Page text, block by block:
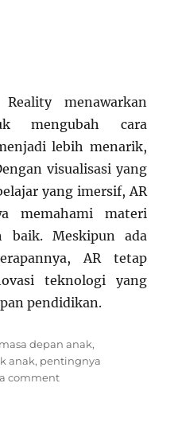
menawarkan
mengubah cara
lebih menarik,
visualisasi yang
yang imersif, AR
memahami materi
baik. Meskipun ada
AR tetap
teknologi yang
pendidikan.
Tags
masa depan anak,
anak, pentingnya
commenton